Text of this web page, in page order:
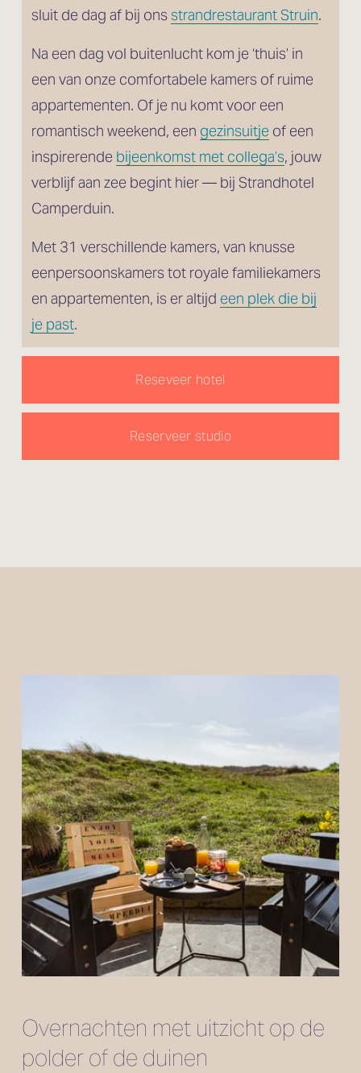
sluit de dag af bij ons strandrestaurant Struin.
Na een dag vol buitenlucht kom je ‘thuis’ in
een van onze comfortabele kamers of ruime
appartementen. Of je nu komt voor een
romantisch weekend, een gezinsuitje of een
inspirerende bijeenkomst met collega’s, jouw
verblijf aan zee begint hier — bij Strandhotel
Camperduin.
Met 31 verschillende kamers, van knusse
eenpersoonskamers tot royale familiekamers
en appartementen, is er altijd een plek die bij
je past.
Reseveer hotel
Reserveer studio
Overnachten met uitzicht op de
polder of de duinen